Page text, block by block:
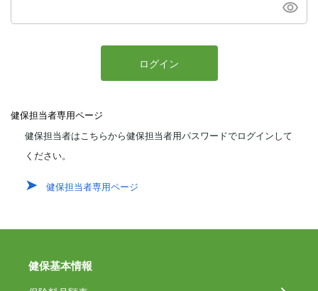
ログイン
健保担当者専用ページ
健保担当者はこちらから健保担当者用パスワードでログインして
ください。
健保担当者専用ページ
健保基本情報